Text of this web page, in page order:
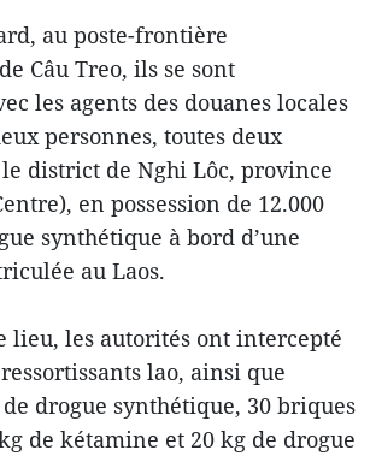
au poste-frontière
Câu Treo, ils se sont
les agents des douanes locales
personnes, toutes deux
district de Nghi Lôc, province
en possession de 12.000
synthétique à bord d’une
au Laos.
lieu, les autorités ont intercepté
lao, ainsi que
drogue synthétique, 30 briques
de kétamine et 20 kg de drogue